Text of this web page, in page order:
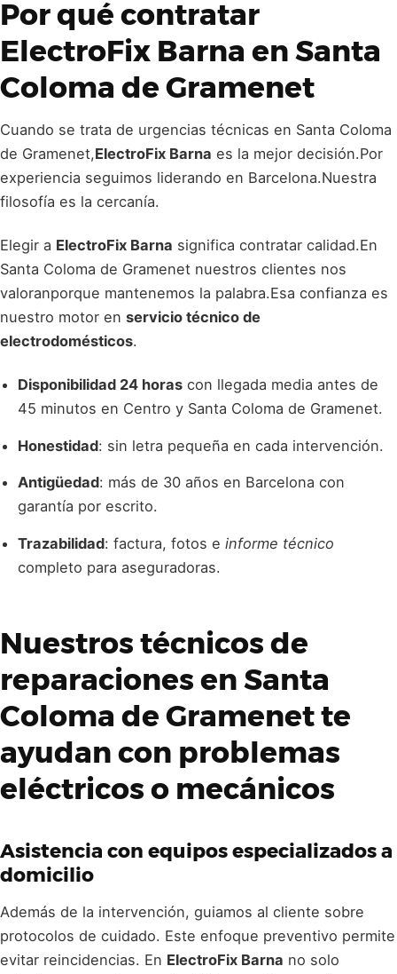
Por qué contratar
ElectroFix Barna en Santa
Coloma de Gramenet
Cuando se trata de urgencias técnicas en Santa Coloma
de Gramenet,ElectroFix Barna es la mejor decisión.Por
experiencia seguimos liderando en Barcelona.Nuestra
filosofía es la cercanía.
Elegir a ElectroFix Barna significa contratar calidad.En
Santa Coloma de Gramenet nuestros clientes nos
valoranporque mantenemos la palabra.Esa confianza es
nuestro motor en servicio técnico de
electrodomésticos.
Disponibilidad 24 horas con llegada media antes de
45 minutos en Centro y Santa Coloma de Gramenet.
Honestidad: sin letra pequeña en cada intervención.
Antigüedad: más de 30 años en Barcelona con
garantía por escrito.
Trazabilidad: factura, fotos e informe técnico
completo para aseguradoras.
Nuestros técnicos de
reparaciones en Santa
Coloma de Gramenette
ayudan con problemas
eléctricos o mecánicos
Asistencia con equipos especializados a
domicilio
Además de la intervención, guiamos al cliente sobre
protocolos de cuidado. Este enfoque preventivo permite
evitar reincidencias. En ElectroFix Barna no solo